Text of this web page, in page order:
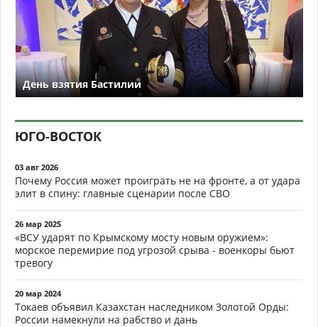
День взятия Бастилии
ЮГО-ВОСТОК
03 авг 2026
Почему Россия может проиграть не на фронте, а от удара
элит в спину: главные сценарии после СВО
26 мар 2025
«ВСУ ударят по Крымскому мосту новым оружием»:
морское перемирие под угрозой срыва - военкоры бьют
тревогу
20 мар 2024
Токаев объявил Казахстан наследником Золотой Орды:
России намекнули на рабство и дань